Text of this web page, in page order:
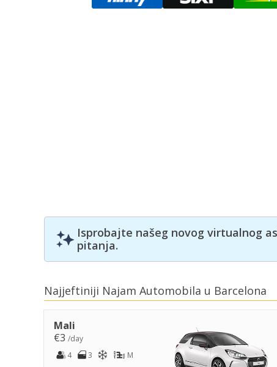
Isprobajte našeg novog virtualnog
pitanja.
Najjeftiniji Najam Automobila u Barcelona
Mali
€3 /day
4
3 M